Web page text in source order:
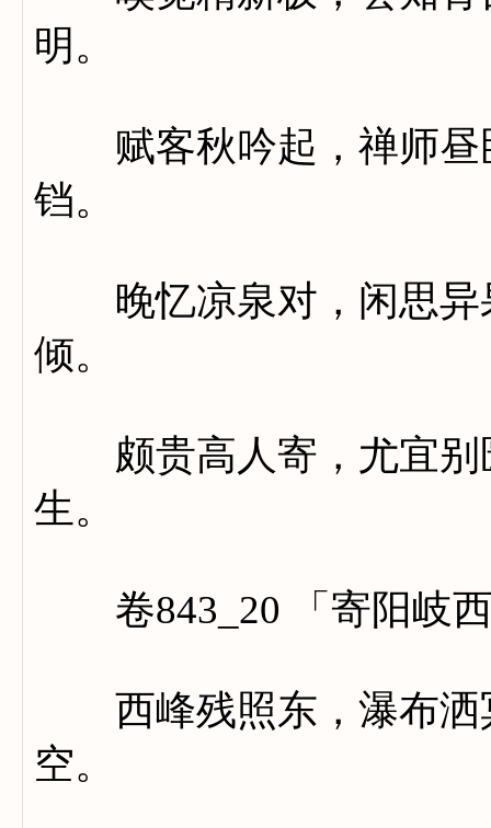
明。
赋客秋吟起，禅师昼
铛。
晚忆凉泉对，闲思异
倾。
颇贵高人寄，尤宜别
生。
卷843_20 「寄阳岐西
西峰残照东，瀑布洒
空。